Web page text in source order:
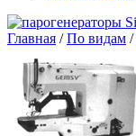
Главная /По видам /